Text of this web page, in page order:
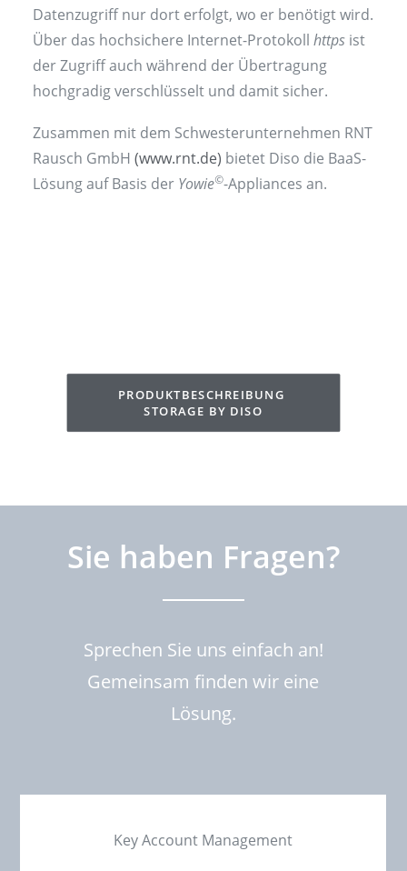
Datenzugriff nur dort erfolgt, wo er benötigt wird.
Über das hochsichere Internet-Protokoll https ist
der Zugriff auch während der Übertragung
hochgradig verschlüsselt und damit sicher.
Zusammen mit dem Schwesterunternehmen RNT
Rausch GmbH (www.rnt.de) bietet Diso die BaaS-
Lösung auf Basis der Yowie©-Appliances an.
PRODUKTBESCHREIBUNG
STORAGE BY DISO
Sie haben Fragen?
Sprechen Sie uns einfach an!
Gemeinsam finden wir eine
Lösung.
Key Account Management